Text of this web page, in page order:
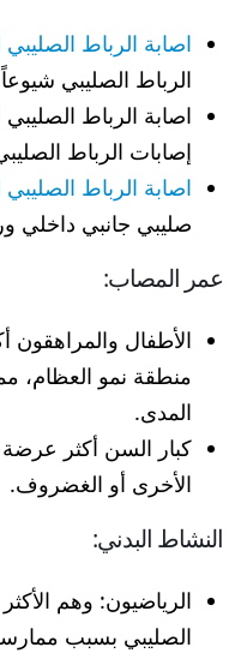
اصابة الرباط الصليبي
الرباط الصليبي
اصابة الرباط
إصابات الرباط
اصابة الرباط الصليبي
صليبي جانبي داخلي
عمر المصاب:
الأطفال والمراهقون
منطقة نمو العظام،
المدى.
كبار السن أكثر عرضة
الأخرى أو الغضروف.
النشاط البدني:
الرياضيون: وهم
الصليبي بسبب